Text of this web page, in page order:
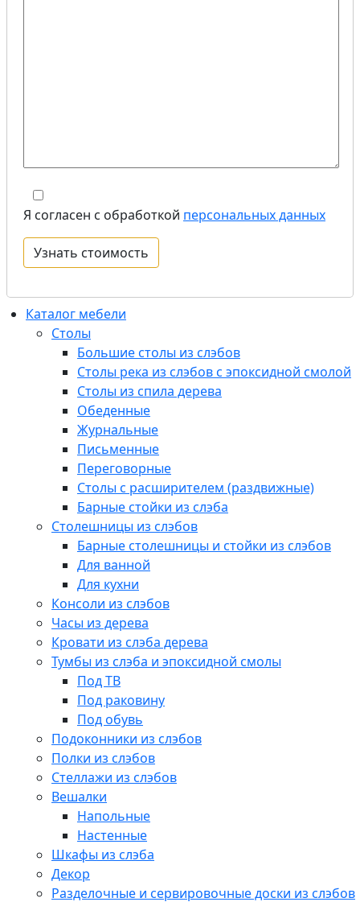
Я согласен с обработкой персональных данных
Каталог мебели
Столы
Большие столы из слэбов
Столы река из слэбов с эпоксидной смолой
Столы из спила дерева
Обеденные
Журнальные
Письменные
Переговорные
Столы с расширителем (раздвижные)
Барные стойки из слэба
Столешницы из слэбов
Барные столешницы и стойки из слэбов
Для ванной
Для кухни
Консоли из слэбов
Часы из дерева
Кровати из слэба дерева
Тумбы из слэба и эпоксидной смолы
Под ТВ
Под раковину
Под обувь
Подоконники из слэбов
Полки из слэбов
Стеллажи из слэбов
Вешалки
Напольные
Настенные
Шкафы из слэба
Декор
Разделочные и сервировочные доски из слэбов